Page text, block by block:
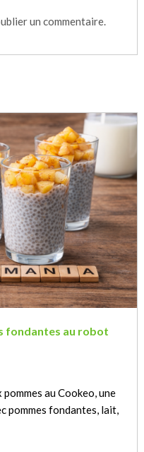
un commentaire.
fondantes au robot
au Cookeo, une
pommes fondantes, lait,